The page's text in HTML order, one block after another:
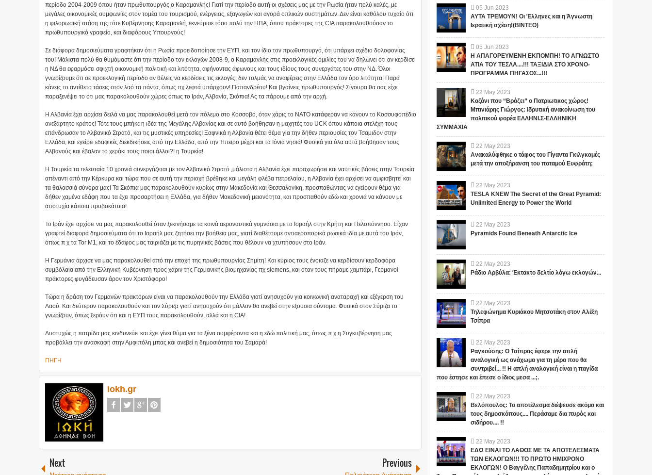
περίοδο 2004-2009 όπου ήταν πρωθυπουργός ο Καραμανλής! Γιατί την περίοδο αυτή οι σχέσεις μας με την Ρωσία ήταν πολύ καλές, με
μεγάλες οικονομικές συμφωνίες στον τομέα του τουρισμού, ενέργειας, εξαγωγών και αγορά οπλικών συστημάτων. Δεν είναι καθόλου τυχαίο ότι
η φιλορωσική στάση της τότε Κυβέρνησης Καραμανλή, εκνεύρισε τόσο πολύ την ΗΠΑ, όπου πράκτορες της CIA παρακολουθούσαν το
πρωθυπουργικό γραφείο, και διαφόρους Υπουργούς!
Σε διάφορα δημοσιεύματα γραφτήκαν ότι η Ρωσία προειδοποίησε την ΕΥΠ, και τον ίδιο τον πρωθυπουργό, ότι υπάρχει σχέδιο δολοφονίας
του! Μάλιστα πολύ θα θυμόμαστε ότι την περίοδο τον εκλογών 2008-9, ο Καραμανλής στις προεκλογικές ομιλίες του να δηλώνει ότι αν κερδίσει
η ΝΔ θα εφαρμόσει σφιχτή οικονομική πολιτική και λιτότητα, αφήνοντας άφωνους και τους ιδίους τους συνεργάτες του στην ΝΔ. Όλοι
γνωρίζουμε ότι σε προεκλογική περίοδο αν θέλεις να κερδίσεις τις εκλογές, δεν τολμάς να αναφέρεις στην Ελλάδα τον όρο λιτότητα! Παρά
κάνεις το αντίθετο τάσεις στον λαό τα πάντα, όπως πχ λεφτά υπάρχουν! Παπανδρέου! Και βγαίνεις πρωθυπουργός! Σίγουρα θα σας είχε
παραξενέψει το ότι μας παρακολουθούν χώρες όπως το Ιράν, Αλβανία, Σκόπια! Ας τα πάρουμε από την αρχή.
Η Αλβανία έχει αρχίσει δειλά να μας παρακολουθεί μετά τον πόλεμο στο Κόσσοβο, όταν χάρις το ΝΑΤΟ κατάφεραν να κάνουν το Κοσσυφοπέδιο
ανεξάρτητο κράτος! Τότε τους μπήκε η ιδέα της Μεγάλης Αλβανίας και σε αυτό βοήθησαν η μαχητές του UCK όπου κάποια στελέχη τους
επάνδρωσαν το Αλβανικό Στρατό, και τις μυστικές υπηρεσίες! Ξαφνικά η Αλβανία θέτει θέμα για την δήθεν περιουσίες τον Τσαμιδον στην
Ελλάδα, και εγείρει εδαφικές διεκδικήσεις από την Ελλάδα, από την Ήπειρο μέχρι και τα Ιόνια νησιά! Φυσικά για όλα αυτά βοήθησαν τους
Αλβανούς και έβαλαν το χεράκι τους ποιοι άλλοι?! η Τουρκία!
Η Τουρκία τα τελευταία 10 χρονιά συνεργάζεται με τον Αλβανικό Στρατό ,μάλιστα η Αλβανία έχει παραχωρήσει και ναυτικές βάσεις στην Τουρκία
απέναντι από την Κέρκυρα και τώρα που σε αυτή την περιοχή βρέθηκε και μεγάλη φλέβα πετρελαίου, η Αλβανία έχει αρχίσει να αμφισβητεί και
τα θαλασσιά σύνορα μας! Τα Σκόπια μας παρακολουθούν κυρίως στην Μακεδονία και Θεσσαλονίκη, προσπαθώντας να εγείρουν θέμα για
δήθεν χαμένα εδάφη που τα έχει προσαρτήσει η Ελλάδα, για δήθεν Μακεδονική μειονότητα, και προσπαθούν εδώ και χρονιά να κάνουν με
αποτυχία κάποια προβοκάτσια!
Το Ιράν έχει αρχίσει να μας παρακολουθεί όταν ξεκινήσαμε τα κοινά αεροναυτικά γυμνάσια με το Ισραήλ στην Κρήτη και Πελοπόννησο. Είχαν
γραφτεί διαφορά δημοσιεύματα ότι το Ισραήλ μας ζητήσει την βοήθεια μας, γιατί διαθέτουμε αντιαεροπορικά ρωσικά ιδία με αυτά του Ιράν,
όπως π χ τα Tor M1, και το έδαφος μας ταιριάζει με τις πυρηνικές βάσεις που θέλουν να χτυπήσουν στο Ιράν.
Η Γερμάνια άρχισε να μας παρακολουθεί από την εποχή της πρωθυπουργίας Σημίτη! Και κύριος τους ένοιαζε να κερδίσουν κερδοφόρα
συμβόλαια από την Ελληνική Κυβέρνηση προς χάριν της Γερμανικής βιομηχανίας πχ siemens, και όταν τους πήραμε χαμπάρι, Γερμανοί
πράκτορες φυγάδευσαν άρον τον Χριστόφορο!
Τώρα η δράση τον Γερμανών πρακτόρων είναι να παρακολουθούν την Ελλάδα γιατί ανησυχούν για κοινωνική αναταραχή και εξέγερση του
Λαού. Και δεύτερον παρακολουθούν και τον Σύριζα γιατί ανησυχούν ότι μάλλον θα ανεβεί στην εξουσια σύντομα. Φυσικά στον Σύριζα το
γνωρίζουν, όπως ξερόυν ότι και η ΕΥΠ τους παρακολουθούν, αλλά και η CIA!
Δυστυχώς η πατρίδα μας κινδυνεύει και έχει γίνει θύμα για τα ξένα συμφέροντα και η εδώ πολιτική μας, όπως π χ η Συγκυβέρνηση μας
προβάλλει την ανασκαφή στην Αμφιπόλη μπας και ανεβεί η δημοσιότητα του Σαμαρά!
ΠΗΓΗ
iokh.gr
Next Previous
05 Jun 2023
ΑΥΤΑ ΤΡΕΜΟΥΝ! Οι Έλληνες και η Άγνωστη
Ιερατική σχέση!(ΒΙΝΤΕΟ)
05 Jun 2023
Η ΑΠΑΓΟΡΕΥΜΕΝΗ ΕΚΠΟΜΠΗ! ΤΟ ΑΓΝΩΣΤΟ
ΑΤΙΑ ΤΟΥ ΤΕΣΛΑ....!!! ΤΑΞΙΔΙΑ ΣΤΟ ΧΡΟΝΟ-
ΠΡΟΓΡΑΜΜΑ ΠΗΓΑΣΟΣ...!!!
22 May 2023
Καζάνι που “Βράζει” ο Πατριωτικος χώρος!
Μπινιάρης Γιώργος: Ιδρυτική ανακοίνωση του
πολιτικού φορέα ΕΛΛΗΝΙ.Σ-ΕΛΛΗΝΙΚΗ
ΣΥΜΜΑΧΙΑ
22 May 2023
Ανακαλύφθηκε ο τάφος του Γίγαντα Γκιλγκαμές
μετά την αποξήρανση του ποταμού Ευφράτη;
22 May 2023
TESLA KNEW The Secret of the Great Pyramid:
Unlimited Energy to Power the World
22 May 2023
Pyramids Found Beneath Antarctic Ice
22 May 2023
Ράδιο Αρβύλα: Έκτακτο δελτίο λόγω εκλογών...
22 May 2023
Τηλεφώνημα Κυριάκου Μητσοτάκη στον Αλέξη
Τσίπρα
22 May 2023
Ραγκούσης: Ο Τσίπρας έφερε την απλή
αναλογική ως ανάχωμα για τη μέρα που θα
συντριβεί... !! Η απλή αναλογική είναι η παγίδα
που έστησε και έπεσε ο ίδιος μεσα ...;.
22 May 2023
Βελόπουλος: Το αποτέλεσμα διέψευσε ακόμα και
τους δημοσκόπους.... Περάσαμε δια πυρός και
σιδήρου.... !!
22 May 2023
ΕΔΩ ΕΙΝΑΙ ΤΟ ΛΑΘΟΣ ΜΕ ΤΑ ΑΠΟΤΕΛΕΣΜΑΤΑ
ΤΩΝ ΕΚΛΟΓΩΝ!!! ΤΟ ΠΡΩΤΟ ΗΜΙΧΡΟΝΟ
ΕΚΛΟΓΩΝ! Ο Βαγγέλης Παπαδημητρίου και ο